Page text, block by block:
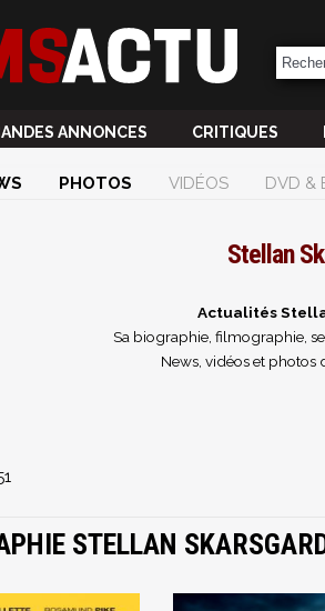
ANNONCES CRITIQUES
PHOTOS VIDÉOS DVD &
Stellan
Actualités
Sa biographie, filmographie,
News, vidéos et photos
STELLAN